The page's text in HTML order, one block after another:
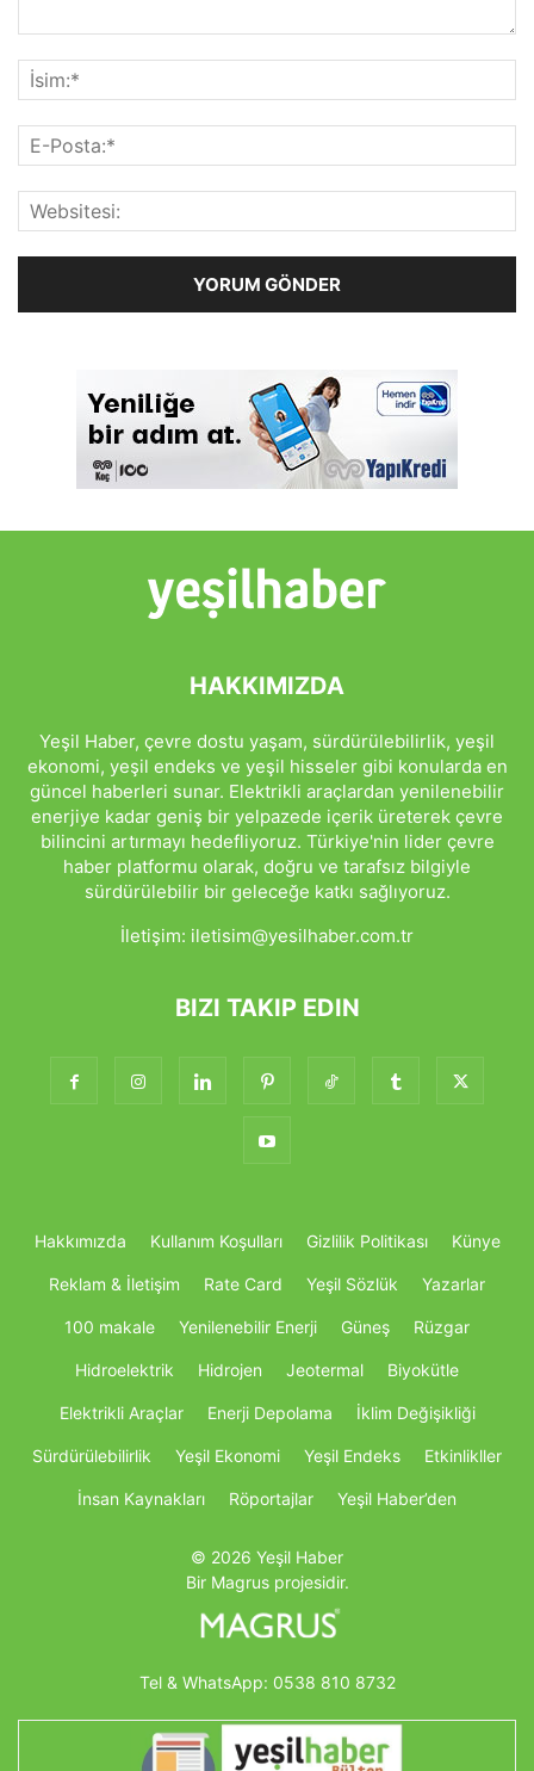
HAKKIMIZDA
Yeşil Haber, çevre dostu yaşam, sürdürülebilirlik, yeşil
ekonomi, yeşil endeks ve yeşil hisseler gibi konularda en
güncel haberleri sunar. Elektrikli araçlardan yenilenebilir
enerjiye kadar geniş bir yelpazede içerik üreterek çevre
bilincini artırmayı hedefliyoruz. Türkiye'nin lider çevre
haber platformu olarak, doğru ve tarafsız bilgiyle
sürdürülebilir bir geleceğe katkı sağlıyoruz.
İletişim: iletisim@yesilhaber.com.tr
BIZI TAKIP EDIN
Hakkımızda Kullanım Koşulları Gizlilik Politikası Künye
Reklam & İletişim Rate Card Yeşil Sözlük Yazarlar
100 makale Yenilenebilir Enerji Güneş Rüzgar
Hidroelektrik Hidrojen Jeotermal Biyokütle
Elektrikli Araçlar Enerji Depolama İklim Değişikliği
Sürdürülebilirlik Yeşil Ekonomi Yeşil Endeks Etkinlikller
İnsan Kaynakları Röportajlar Yeşil Haber’den
© 2026 Yeşil Haber
Bir Magrus projesidir.
Tel & WhatsApp: 0538 810 8732